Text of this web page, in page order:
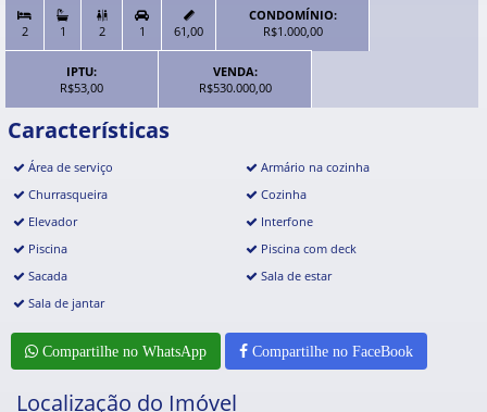
2 1

2 1

61,00
CONDOMÍNIO:
R$1.000,00
IPTU:
R$53,00
VENDA:
R$530.000,00
Características
Área de serviço
Armário na cozinha
Churrasqueira
Cozinha
Elevador
Interfone
Piscina
Piscina com deck
Sacada
Sala de estar
Sala de jantar
Compartilhe no WhatsApp Compartilhe no FaceBook
Localização do Imóvel